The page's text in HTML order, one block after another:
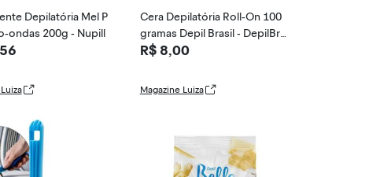
Depilatória Mel P
ondas 200g - Nupill
Cera Depilatória Roll-On 100
gramas Depil Brasil - DepilBra
sil, MEL
R$ 8,00
Magazine Luiza